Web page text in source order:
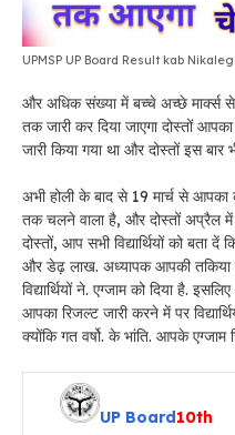
UPMSP UP Board Result kab
और अधिक संख्या में बच्चे अच्छे मार्क्स
तक जारी कर दिया जाएगा दोस्तों
जारी किया गया था और दोस्तों इस बार
अभी होली के बाद से 19 मार्च से
तक चलने वाला है, और दोस्तों अप्रैल में
दोस्तों, आप सभी विद्यार्थियों को बता
और डेढ़ लाख. अध्यापक आपकी तकिया
विद्यार्थियों ने. एग्जाम को दिया है.
आपका रिजल्ट जारी करने में पर
क्योंकि गत वर्षो. के भांति. आपके एग्जाम
UPBoard10th